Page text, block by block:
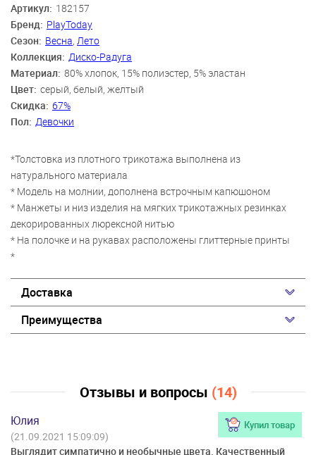
Артикул: 182157
Бренд: PlayToday
Сезон: Весна Лето
Коллекция: Диско-Радуга
Материал: 80% хлопок, 15% полиэстер, 5% эластан
Цвет: серый, белый, желтый
Скидка: 67%
Пол: Девочки
*Толстовка из плотного трикотажа выполнена из
натурального материала
* Модель на молнии, дополнена встрочным капюшоном
* Манжеты и низ изделия на мягких трикотажных резинках
декорированных люрексной нитью
* На полочке и на рукавах расположены глиттерные принты
*
Доставка
Преимущества
Отзывы и вопросы (14)
Юлия Купил товар
(21.09.2021 15:09:09)
Выглядит симпатично и необычные цвета. Качественный